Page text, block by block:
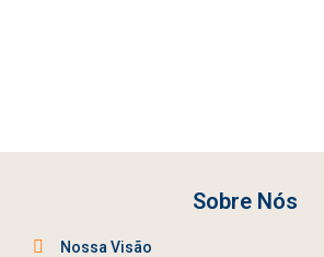
Sobre Nós
Nossa Visão